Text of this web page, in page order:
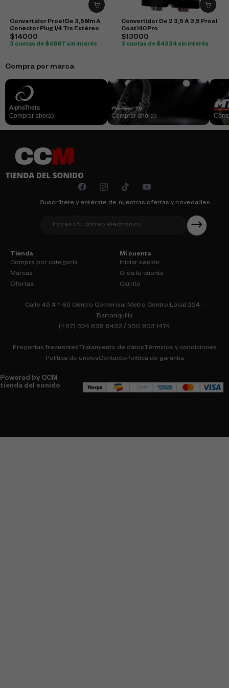
Convertidor Proel De 3,5Mm A
Conector Plug 1/4 Trs Estéreo
$14000
3 cuotas de $4667 sin interés
Convertidor De 2 3,5 A 3,5 Proel
Coat140Pro
$13000
3 cuotas de $4334 sin interés
Compra por marca
Comprar ahora Comprar ahora
Suscríbete y entérate de nuestras ofertas y novedades
Tienda
Compra por categoría
Marcas
Ofertas
Mi cuenta
Iniciar sesión
Crea tu cuenta
Carrito
Calle 45 # 1-85 Centro Comercial Metro Centro Local 224 -
Barranquilla
(+57) 324 638 6432 / 300 803 1474
Preguntas frecuentes Tratamiento de datos Términos y condiciones
Política de envíosContactoPolítica de garantia
Powered by CCM
tienda del sonido